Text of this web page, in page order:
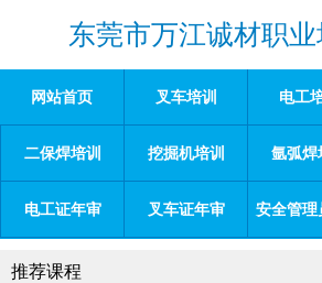
东莞市万江诚材职
网站首页 叉车培训 电工
二保焊培训 挖掘机培训 氩弧焊
电工证年审 叉车证年审 安全管理
推荐课程